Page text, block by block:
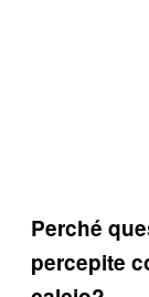
Perché
percepite